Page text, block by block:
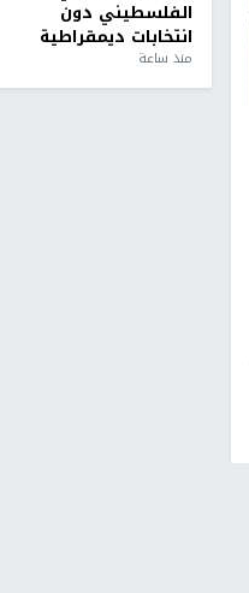
الفلسطيني دون
انتخابات ديمقراطية
منذ ساعة